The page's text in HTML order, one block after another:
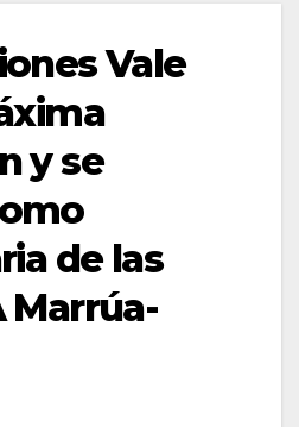
Vale
y se
de las
Marrúa-